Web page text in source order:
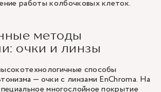
работы колбочковых клеток.
методы
очки и линзы
способы
— очки с линзами EnChroma. На
многослойное покрытие